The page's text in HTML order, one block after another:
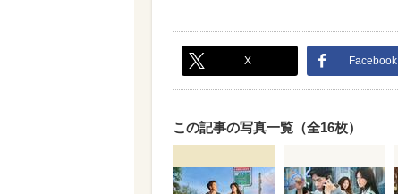
X Facebook
この記事の写真一覧（全16枚）